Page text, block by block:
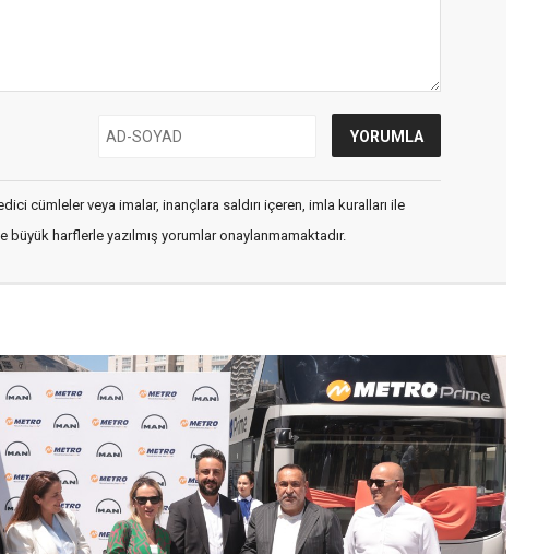
cümleler veya imalar, inançlara saldırı içeren, imla kuralları ile
büyük harflerle yazılmış yorumlar onaylanmamaktadır.